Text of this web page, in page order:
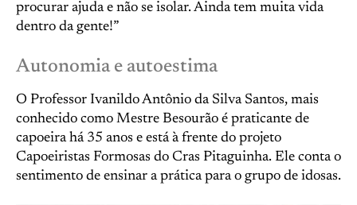
procurar ajuda e não se isolar. Ainda tem muita vida
dentro da gente!”
Autonomia e autoestima
O Professor Ivanildo Antônio da Silva Santos, mais
conhecido como Mestre Besourão é praticante de
capoeira há 35 anos e está à frente do projeto
Capoeiristas Formosas do Cras Pitaguinha. Ele conta o
sentimento de ensinar a prática para o grupo de idosas.